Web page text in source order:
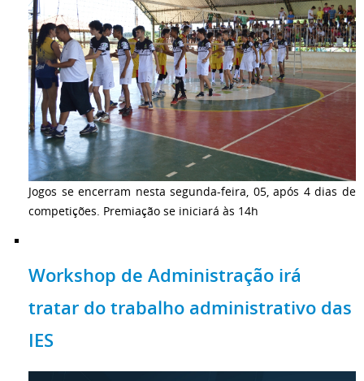
Jogos se encerram nesta segunda-feira, 05, após 4 dias de
competições. Premiação se iniciará às 14h
Workshop de Administração irá
tratar do trabalho administrativo das
IES